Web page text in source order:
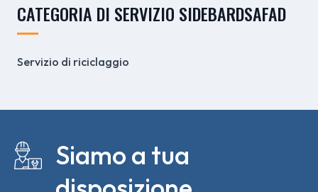
CATEGORIA DI SERVIZIO SIDEBARDSAFAD
Servizio di riciclaggio
Siamo a tua